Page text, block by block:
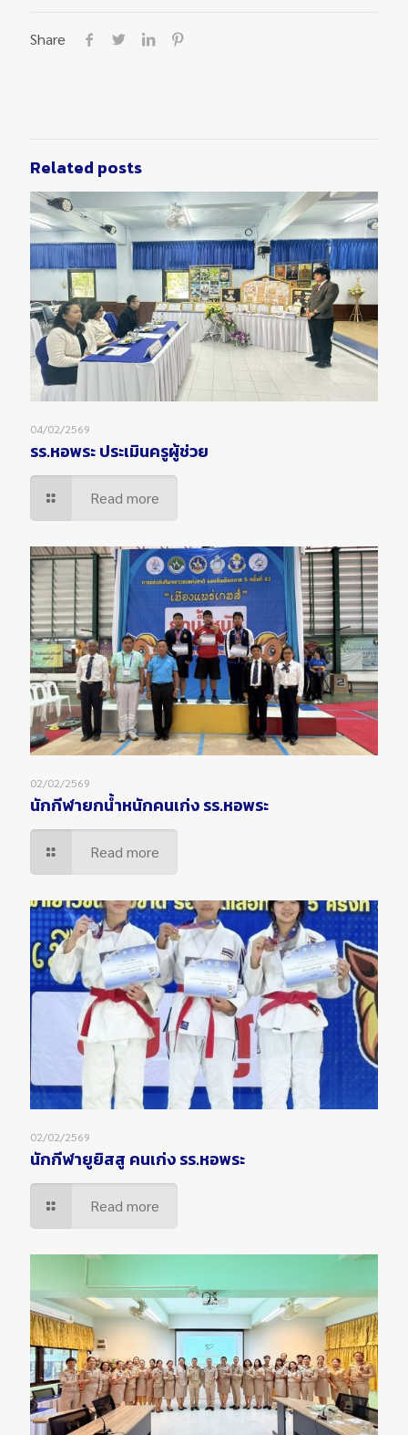
Share
Related posts
04/02/2569
รร.หอพระ ประเมินครูผู้ช่วย
Read more
02/02/2569
นักกีฬายกน้ำหนักคนเก่ง รร.หอพระ
Read more
02/02/2569
นักกีฬายูยิสสู คนเก่ง รร.หอพระ
Read more